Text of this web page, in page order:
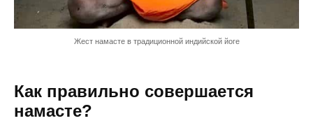
Жест намасте в традиционной индийской йоге
Как правильно совершается
намасте?